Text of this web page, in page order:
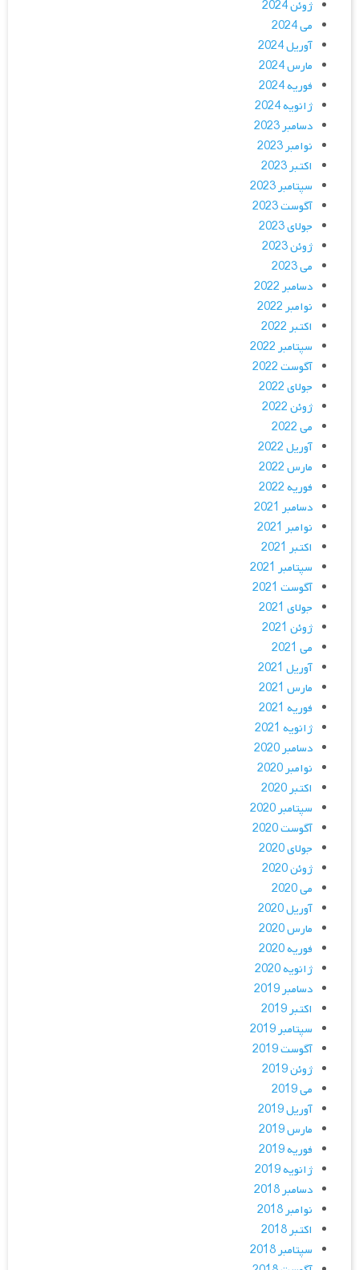
ژوئن 2024
می 2024
آوریل 2024
مارس 2024
فوریه 2024
ژانویه 2024
دسامبر 2023
نوامبر 2023
اکتبر 2023
سپتامبر 2023
آگوست 2023
جولای 2023
ژوئن 2023
می 2023
دسامبر 2022
نوامبر 2022
اکتبر 2022
سپتامبر 2022
آگوست 2022
جولای 2022
ژوئن 2022
می 2022
آوریل 2022
مارس 2022
فوریه 2022
دسامبر 2021
نوامبر 2021
اکتبر 2021
سپتامبر 2021
آگوست 2021
جولای 2021
ژوئن 2021
می 2021
آوریل 2021
مارس 2021
فوریه 2021
ژانویه 2021
دسامبر 2020
نوامبر 2020
اکتبر 2020
سپتامبر 2020
آگوست 2020
جولای 2020
ژوئن 2020
می 2020
آوریل 2020
مارس 2020
فوریه 2020
ژانویه 2020
دسامبر 2019
اکتبر 2019
سپتامبر 2019
آگوست 2019
ژوئن 2019
می 2019
آوریل 2019
مارس 2019
فوریه 2019
ژانویه 2019
دسامبر 2018
نوامبر 2018
اکتبر 2018
سپتامبر 2018